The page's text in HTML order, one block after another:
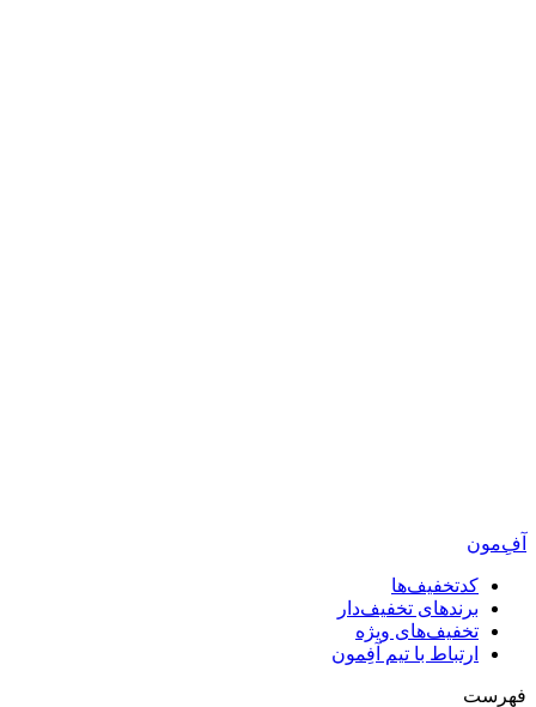
آفِ‌مون
کدتخفیف‌ها
برندهای تخفیف‌دار
تخفیف‌های ویژه
ارتباط با تیم آفِمون
فهرست